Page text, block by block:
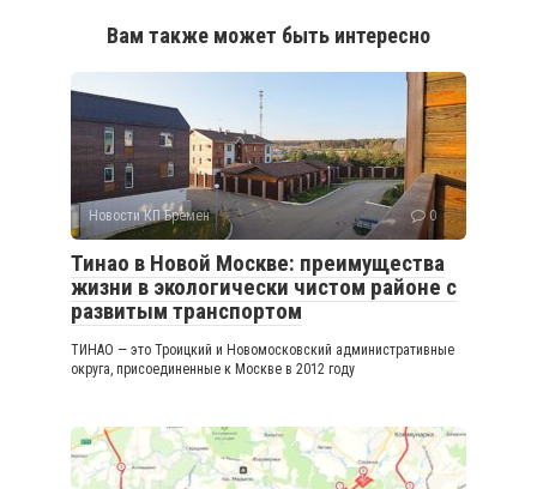
Вам также может быть интересно
Новости КП Бремен 0
Тинао в Новой Москве: преимущества
жизни в экологически чистом районе с
развитым транспортом
ТИНАО — это Троицкий и Новомосковский административные
округа, присоединенные к Москве в 2012 году